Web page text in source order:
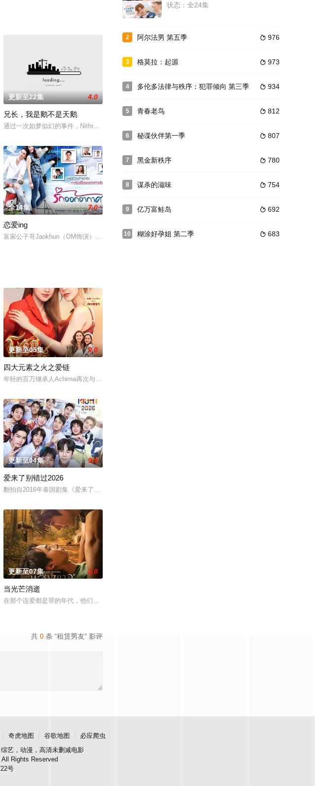
情之花，传说中的
Baeds（Mond饰）和Lisa
更新至22集 4.0
兄长，我是鹅不是天鹅
通过一次如梦似幻的事件，Nithra回到了拉玛三世时代，成为Mae Faeng Ho
IT部仍然具有强
利店内，经营店铺的是金氏夫妇，他们在80年代移民来
全14集 7.0
恋爱ing
富家公子哥Jaokhun（OM饰演）是Thanapiwat家族的独子，为了赌气在朋友
集团继承人K
此吗？当两对情侣——‘CHIAN（Pipe M
更新至05集 9.0
四大元素之火之爱链
年轻的百万继承人Achima再次与童年时期的死敌Kaprao相逢。在两人的关系中，一
爱情生活的起点。未来还有许多障碍等待着两人共同跨越
更新至04集 9.0
爱来了别错过2026
翻拍自2016年泰国剧集《爱来了别错过》。
主播Thi追捕神秘玩家Zo，后者竟屡次击败他。一场
更新至07集 3.0
当光芒消逝
在那个连爱都是罪的年代，他们选择了彼此。 1976年10月6日清晨，泰国爆发血腥镇压
共 0 条 “租赁男友” 影评
状态：全24集
2  976
阿尔法男 第五季
3  973
格莫拉：起源
4  934
多伦多法律与秩序：犯罪倾向 第三季
5  812
青春老鸟
6  807
秘谍伙伴第一季
7  780
黑金新秩序
8  754
谋杀的滋味
9  692
亿万富鲑岛
10  683
糊涂好孕姐 第二季
奇虎地图 谷歌地图
必应爬虫
艺，动漫，高清未删减电影
Rights Reserved
号